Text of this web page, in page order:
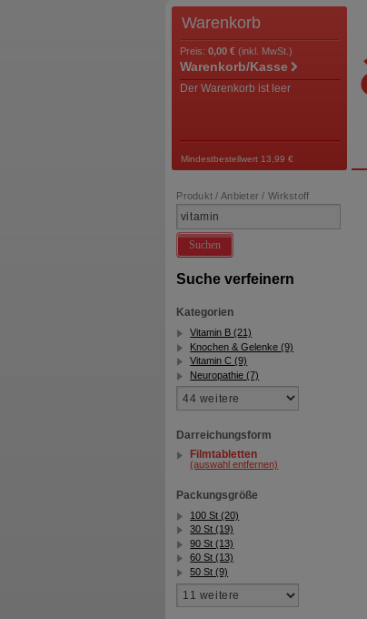
Warenkorb
Preis: 0,00 € (inkl. MwSt.)
Warenkorb/Kasse
Der Warenkorb ist leer
Mindestbestellwert 13,99 €
Produkt / Anbieter / Wirkstoff
Suchen
Suche verfeinern
Kategorien
Vitamin B (21)
Knochen & Gelenke (9)
Vitamin C (9)
Neuropathie (7)
Darreichungsform
Filmtabletten
(auswahl entfernen)
Packungsgröße
100 St (20)
30 St (19)
90 St (13)
60 St (13)
50 St (9)